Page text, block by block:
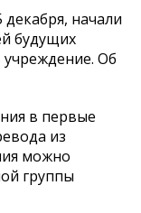
начали
будущих
учреждение. Об
в первые
из
можно
группы